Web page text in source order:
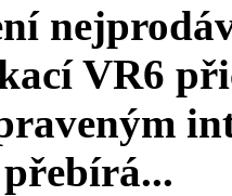
VR6